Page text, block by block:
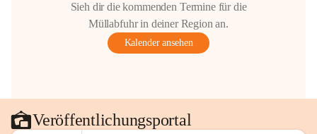
Sieh dir die kommenden Termine für die
Müllabfuhr in deiner Region an.
Kalender ansehen
Veröffentlichungsportal